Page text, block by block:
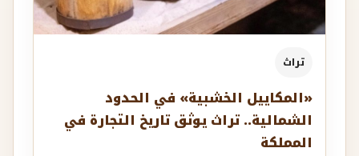
تراث
«المكاييل الخشبية» في الحدود
الشمالية.. تراث يوثق تاريخ التجارة في
المملكة